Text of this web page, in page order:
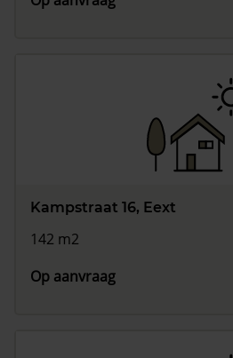
Kampstraat 16, Eext
142 m2
Op aanvraag